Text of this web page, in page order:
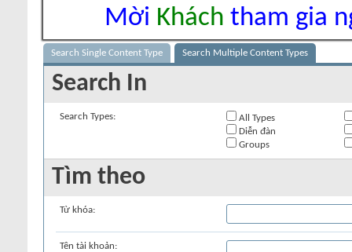
Mời Khách tham gia
Search Single Content Type Search Multiple Content Types
Search In
Search Types:
All Types
Diễn đàn
Groups
Tìm theo
Từ khóa:
Tên tài khoản: